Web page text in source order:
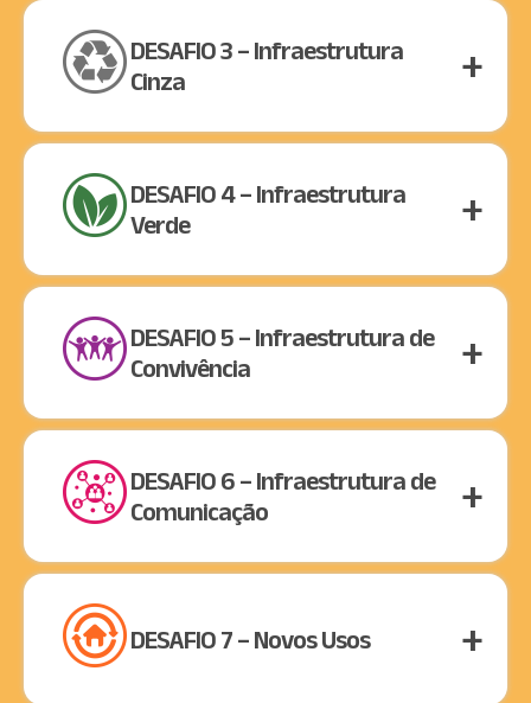
DESAFIO 3 – Infraestrutura
Cinza
DESAFIO 4 – Infraestrutura
Verde
DESAFIO 5 – Infraestrutura de
Convivência
DESAFIO 6 – Infraestrutura de
Comunicação
DESAFIO 7 – Novos Usos